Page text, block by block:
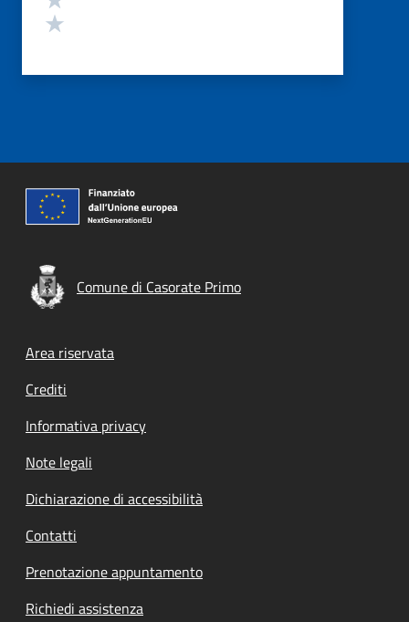
Comune di Casorate Primo
Footer menu
Area riservata
Crediti
Informativa privacy
Note legali
Dichiarazione di accessibilità
Contatti
Prenotazione appuntamento
Richiedi assistenza